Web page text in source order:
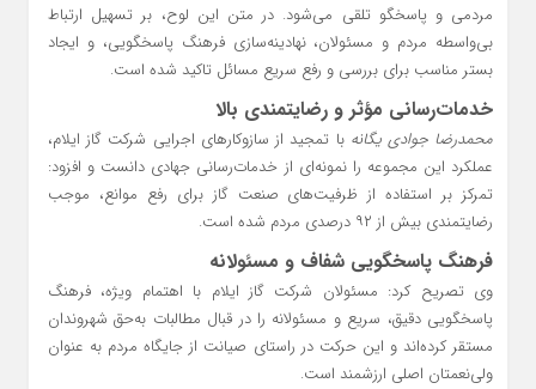
مردمی و پاسخگو تلقی می‌شود. در متن این لوح، بر تسهیل ارتباط
بی‌واسطه مردم و مسئولان، نهادینه‌سازی فرهنگ پاسخگویی، و ایجاد
بستر مناسب برای بررسی و رفع سریع مسائل تاکید شده است.
خدمات‌رسانی مؤثر و رضایتمندی بالا
محمدرضا جوادی یگانه با تمجید از سازوکارهای اجرایی شرکت گاز ایلام،
عملکرد این مجموعه را نمونه‌ای از خدمات‌رسانی جهادی دانست و افزود:
تمرکز بر استفاده از ظرفیت‌های صنعت گاز برای رفع موانع، موجب
رضایتمندی بیش از ۹۲ درصدی مردم شده است.
فرهنگ پاسخگویی شفاف و مسئولانه
وی تصریح کرد: مسئولان شرکت گاز ایلام با اهتمام ویژه، فرهنگ
پاسخگویی دقیق، سریع و مسئولانه را در قبال مطالبات به‌حق شهروندان
مستقر کرده‌اند و این حرکت در راستای صیانت از جایگاه مردم به عنوان
ولی‌نعمتان اصلی ارزشمند است.